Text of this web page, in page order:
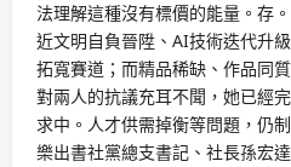
法理解這種沒有標價的能量。存
近文明自負晉陞、AI技術迭代升
拓寬賽道；而精品稀缺、作品同
對兩人的抗議充耳不聞，她已經
求中。人才供需掉衡等問題，仍
樂出書社黨總支書記、社長孫宏